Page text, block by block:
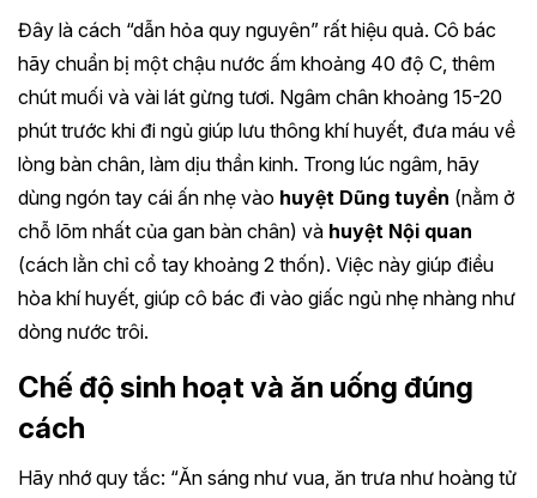
Đây là cách “dẫn hỏa quy nguyên” rất hiệu quả. Cô bác
hãy chuẩn bị một chậu nước ấm khoảng 40 độ C, thêm
chút muối và vài lát gừng tươi. Ngâm chân khoảng 15-20
phút trước khi đi ngủ giúp lưu thông khí huyết, đưa máu về
lòng bàn chân, làm dịu thần kinh. Trong lúc ngâm, hãy
dùng ngón tay cái ấn nhẹ vào huyệt Dũng tuyền (nằm ở
chỗ lõm nhất của gan bàn chân) và huyệt Nội quan
(cách lằn chỉ cổ tay khoảng 2 thốn). Việc này giúp điều
hòa khí huyết, giúp cô bác đi vào giấc ngủ nhẹ nhàng như
dòng nước trôi.
Chế độ sinh hoạt và ăn uống đúng
cách
Hãy nhớ quy tắc: “Ăn sáng như vua, ăn trưa như hoàng tử